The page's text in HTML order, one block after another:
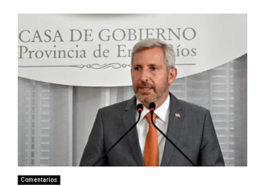
Comentarios